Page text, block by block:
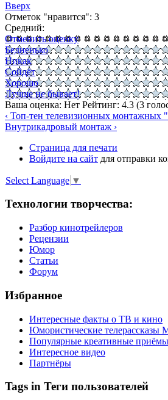
Вверх
Отметок "нравится": 3
Средний:
Отменить оценку
Бедненько
Никак
Сойдёт
Хорошо
Лучше не бывает!
Ваша оценка: Нет Рейтинг: 4.3 (3
‹ Топ-тен телевизионных монтажных
Внутрикадровый монтаж ›
Страница для печати
Войдите на сайт для отправки
Select Language ▼
Технологии творчества:
Разбор кинотрейлеров
Рецензии
Юмор
Статьи
Форум
Избранное
Интересные факты о ТВ и кино
Юмористические телерассказы
Популярные креативные приёмы
Интересное видео
Партнёры
Tags in Теги пользователей